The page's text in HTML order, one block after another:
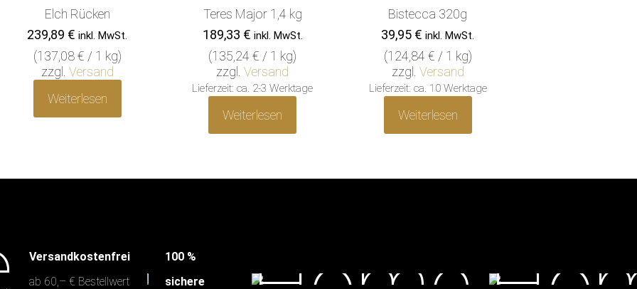
Elch Rücken
239,89 € inkl. MwSt.
(137,08€ / 1 kg)
zzgl. Versand
Weiterlesen
Teres Major 1,4 kg
189,33 € inkl. MwSt.
(135,24€ / 1 kg)
zzgl.Versand
Lieferzeit: ca. 2-3 Werktage
Weiterlesen
Bistecca 320g
39,95 € inkl. MwSt.
(124,84 € / 1 kg)
zzgl. Versand
Lieferzeit: ca. 10 Werktage
Weiterlesen
Versandkostenfrei
ab 60,– € Bestellwert
100 %
sichere